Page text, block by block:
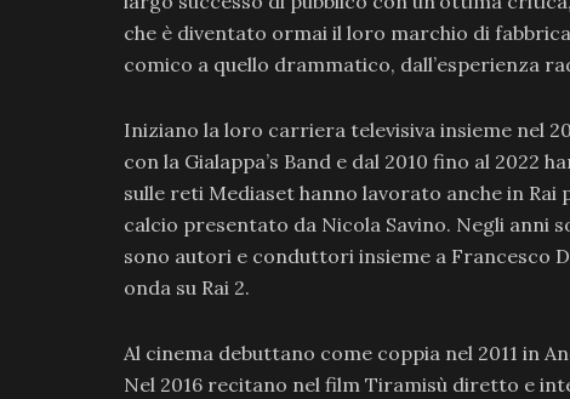
che è diventato ormai il loro marchio di
comico a quello drammatico, dall’esperienza
Iniziano la loro carriera televisiva insieme nel
con la Gialappa’s Band e dal 2010 fino al 2022
sulle reti Mediaset hanno lavorato anche in
calcio presentato da Nicola Savino. Negli anni
sono autori e conduttori insieme a Francesco
onda su Rai 2.
Al cinema debuttano come coppia nel 2011 in
Nel 2016 recitano nel film Tiramisù diretto e